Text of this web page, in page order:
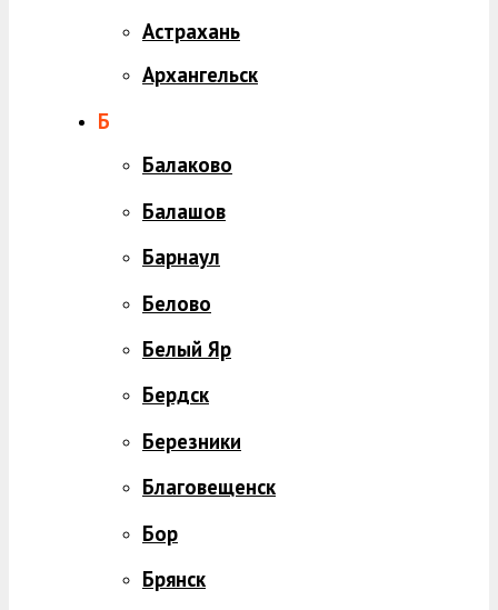
Астрахань
Архангельск
Б
Балаково
Балашов
Барнаул
Белово
Белый Яр
Бердск
Березники
Благовещенск
Бор
Брянск